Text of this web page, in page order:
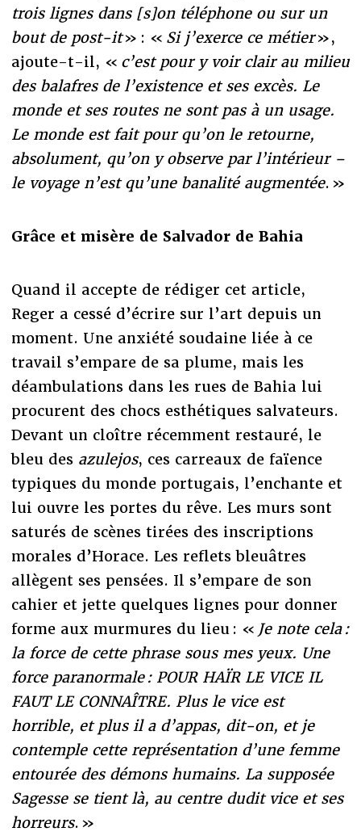
trois lignes dans [s]on téléphone ou sur un
bout de post-it» : « Si j’exerce ce métier»,
ajoute-t-il, « c’est pour y voir clair au milieu
des balafres de l’existence et ses excès. Le
monde et ses routes ne sont pas à un usage.
Le monde est fait pour qu’on le retourne,
absolument, qu’on y observe par l’intérieur –
le voyage n’est qu’une banalité augmentée. »
Grâce et misère de Salvador de Bahia
Quand il accepte de rédiger cet article,
Reger a cessé d’écrire sur l’art depuis un
moment. Une anxiété soudaine liée à ce
travail s’empare de sa plume, mais les
déambulations dans les rues de Bahia lui
procurent des chocs esthétiques salvateurs.
Devant un cloître récemment restauré, le
bleu des azulejos, ces carreaux de faïence
typiques du monde portugais, l’enchante et
lui ouvre les portes du rêve. Les murs sont
saturés de scènes tirées des inscriptions
morales d’Horace. Les reflets bleuâtres
allègent ses pensées. Il s’empare de son
cahier et jette quelques lignes pour donner
forme aux murmures du lieu : « Je note cela :
la force de cette phrase sous mes yeux. Une
force paranormale : POUR HAÏR LE VICE IL
FAUT LE CONNAÎTRE. Plus le vice est
horrible, et plus il a d’appas, dit-on, et je
contemple cette représentation d’une femme
entourée des démons humains. La supposée
Sagesse se tient là, au centre dudit vice et ses
horreurs. »